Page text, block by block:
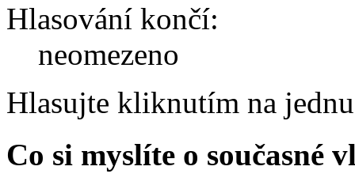
Hlasování končí:
neomezeno
Hlasujte kliknutím na
Co si myslíte o současné